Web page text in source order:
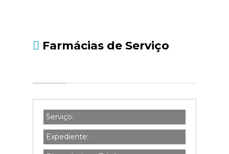
Farmácias de Serviço
Serviço:
Expediente: